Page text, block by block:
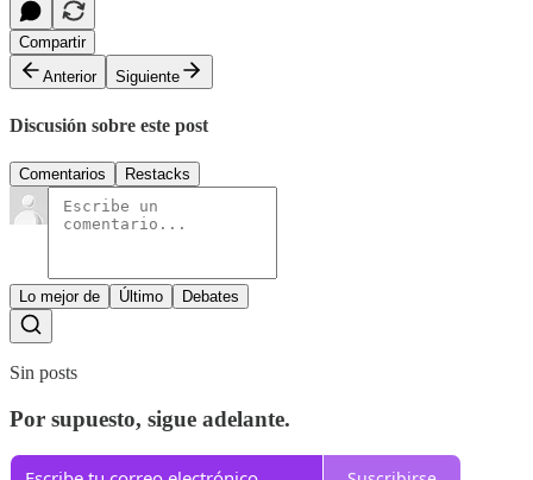
Compartir
Anterior
Siguiente
Discusión sobre este post
Comentarios Restacks
Lo mejor de Último Debates
Sin posts
Por supuesto, sigue adelante.